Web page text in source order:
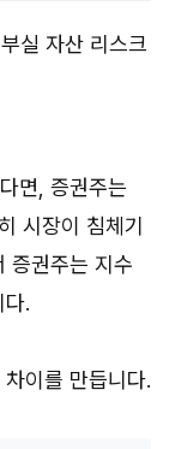
실 자산 리스크
면, 증권주는
시장이 침체기
증권주는 지수
.
이를 만듭니다.